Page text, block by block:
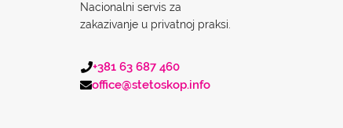
Nacionalni servis za
zakazivanje u privatnoj praksi.
+381 63 687 460
office@stetoskop.info